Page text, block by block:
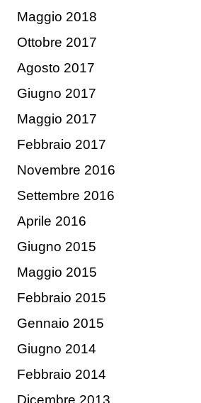
Maggio 2018
Ottobre 2017
Agosto 2017
Giugno 2017
Maggio 2017
Febbraio 2017
Novembre 2016
Settembre 2016
Aprile 2016
Giugno 2015
Maggio 2015
Febbraio 2015
Gennaio 2015
Giugno 2014
Febbraio 2014